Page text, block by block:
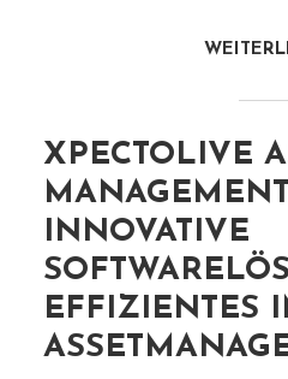
XPECTOLIVE
INNOVATIVE
EFFIZIENTES